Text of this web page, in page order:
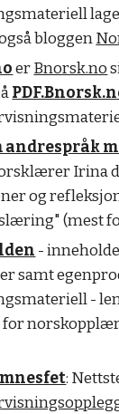
bloggen
erBnorsk.no
andrespråk
Irina
og
(mest
-
samt
-
for
: